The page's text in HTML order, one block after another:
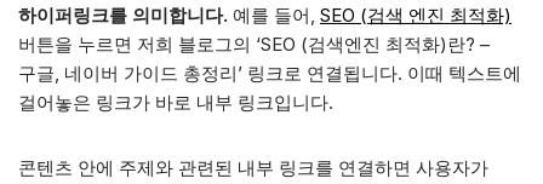
하이퍼링크를 의미합니다. 예를 들어, SEO (검색 엔진 최적화)
버튼을 누르면 저희 블로그의 ‘SEO (검색엔진 최적화)란? –
구글, 네이버 가이드 총정리’ 링크로 연결됩니다. 이때 텍스트에
걸어놓은 링크가 바로 내부 링크입니다.
콘텐츠 안에 주제와 관련된 내부 링크를 연결하면 사용자가